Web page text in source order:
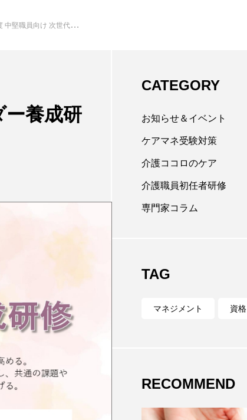
向け 次世代リーダー養成研修のご案内
ー養成研
CATEGORY
お知らせ＆イベント
ケアマネ受験対策
介護ココロのケア
介護職員初任者研修
専門家コラム
TAG
マネジメント 資格
RECOMMEND